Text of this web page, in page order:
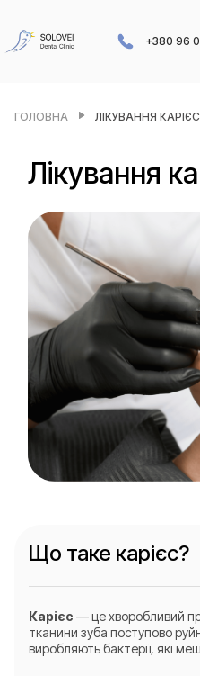
+380 96
ГОЛОВНА ЛІКУВАННЯ
Лікування
Що таке карієс?
Карієс — це хворобливий
тканини зуба поступово
виробляють бактерії, які